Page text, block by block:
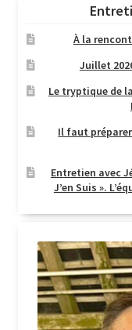
À la
Juillet
Le tryptique de
Il faut
Entretien avec
J’en Suis ».